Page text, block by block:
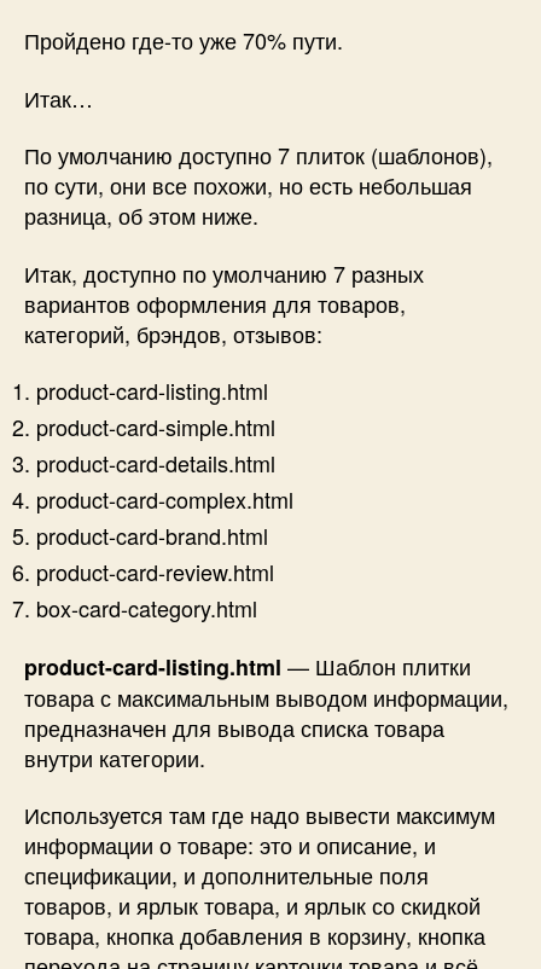
Пройдено где-то уже 70% пути.
Итак…
По умолчанию доступно 7 плиток (шаблонов),
по сути, они все похожи, но есть небольшая
разница, об этом ниже.
Итак, доступно по умолчанию 7 разных
вариантов оформления для товаров,
категорий, брэндов, отзывов:
product-card-listing.html
product-card-simple.html
product-card-details.html
product-card-complex.html
product-card-brand.html
product-card-review.html
box-card-category.html
product-card-listing.html — Шаблон плитки
товара с максимальным выводом информации,
предназначен для вывода списка товара
внутри категории.
Используется там где надо вывести максимум
информации о товаре: это и описание, и
спецификации, и дополнительные поля
товаров, и ярлык товара, и ярлык со скидкой
товара, кнопка добавления в корзину, кнопка